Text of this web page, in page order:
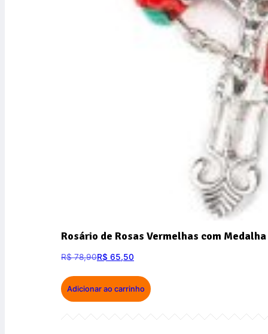
Rosário de Rosas Vermelhas com
R$78,90R$ 65,50
Adicionar ao carrinho